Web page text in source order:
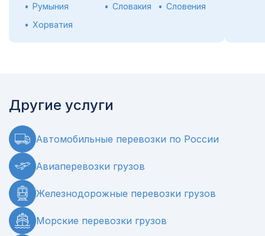
Румыния
Словакия
Словения
Хорватия
Другие услуги
Автомобильные перевозки по России
Авиаперевозки грузов
Железнодорожные перевозки грузов
Морские перевозки грузов